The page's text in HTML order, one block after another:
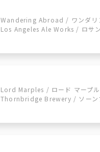
Wandering Abroad / ワンダリ
Los Angeles Ale Works / ロサ
Lord Marples / ロード マープル
Thornbridge Brewery / ソーン